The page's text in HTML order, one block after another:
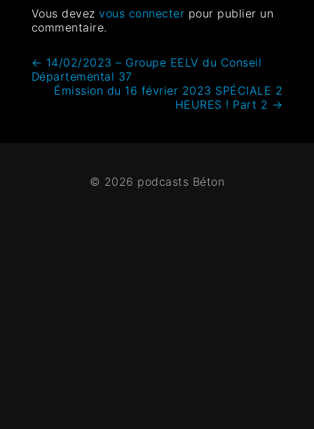
Vous devezvous connecter pour publier un
commentaire.
← 14/02/2023 – Groupe EELV du Conseil
Départemental 37
Émission du 16 février 2023 SPÉCIALE 2
HEURES ! Part 2 →
© 2026 podcasts Béton